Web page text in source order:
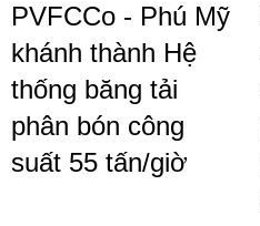
PVFCCo - Phú Mỹ
khánh thành Hệ
thống băng tải
phân bón công
suất 55 tấn/giờ